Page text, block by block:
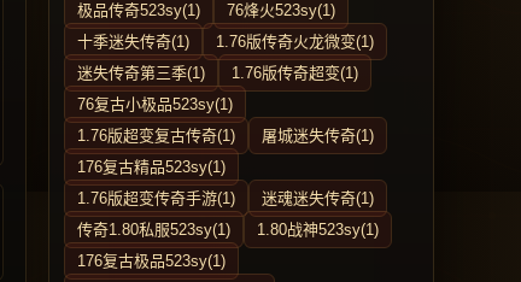
极品传奇523sy(1)
76烽火523sy(1)
十季迷失传奇(1)
1.76版传奇火龙微变(1)
迷失传奇第三季(1)
1.76版传奇超变(1)
76复古小极品523sy(1)
1.76版超变复古传奇(1)
屠城迷失传奇(1)
176复古精品523sy(1)
1.76版超变传奇手游(1)
迷魂迷失传奇(1)
传奇1.80私服523sy(1)
1.80战神523sy(1)
176复古极品523sy(1)